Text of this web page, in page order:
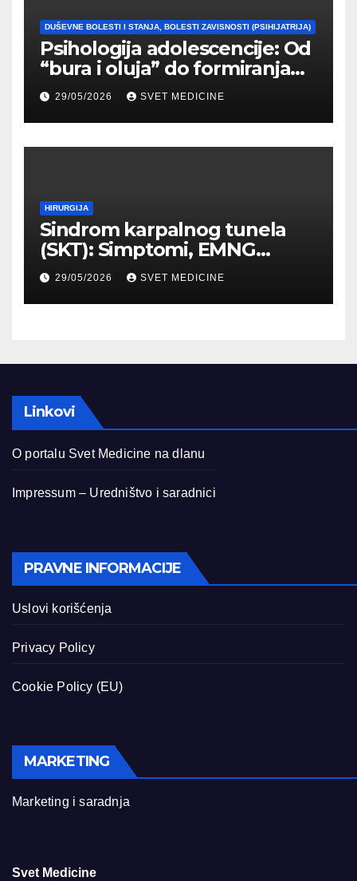
DUŠEVNE BOLESTI I STANJA, BOLESTI ZAVISNOSTI (PSIHIJATRIJA)
Psihologija adolescencije: Od
“bura i oluja” do formiranja
stabilnog identiteta
29/05/2026 SVET MEDICINE
HIRURGIJA
Sindrom karpalnog tunela
(SKT): Simptomi, EMNG
dijagnostika i lečenje
29/05/2026 SVET MEDICINE
Linkovi
O portalu Svet Medicine na dlanu
Impressum – Uredništvo i saradnici
PRAVNE INFORMACIJE
Uslovi korišćenja
Privacy Policy
Cookie Policy (EU)
MARKETING
Marketing i saradnja
Svet Medicine